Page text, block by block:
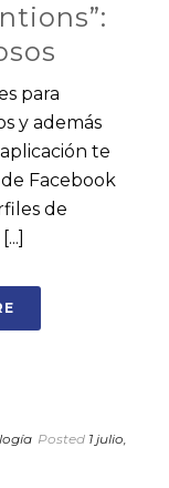
para
y además
te
Facebook
de
Posted 1 julio,